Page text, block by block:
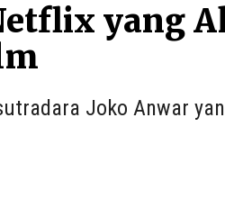
yang
Joko Anwar